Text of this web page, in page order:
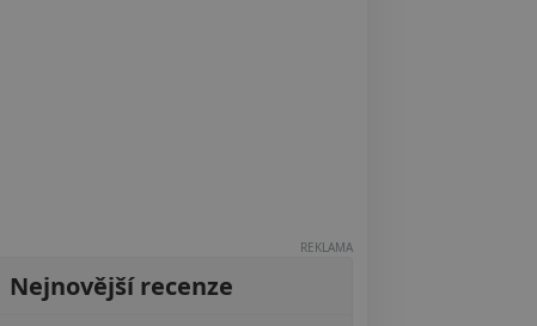
REKLAMA
Nejnovější recenze